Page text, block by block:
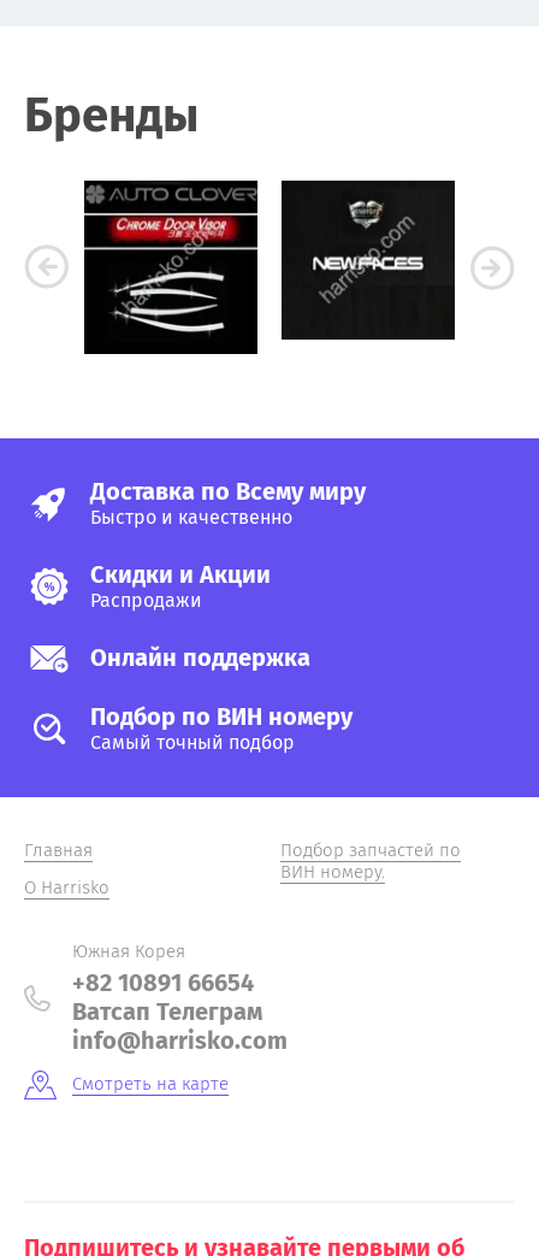
Бренды
Доставка по Всему миру
Быстро и качественно
Скидки и Акции
Распродажи
Онлайн поддержка
Подбор по ВИН номеру
Самый точный подбор
Главная
О Harrisko
Подбор запчастей по
ВИН номеру.
Южная Корея
+82 10891 66654
Ватсап Телеграм
info@harrisko.com
Смотреть на карте
Подпишитесь и узнавайте первыми об